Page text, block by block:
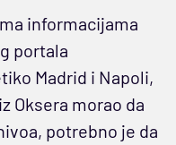
informacijama
portala
Madrid i Napoli,
Oksera morao da
potrebno je da